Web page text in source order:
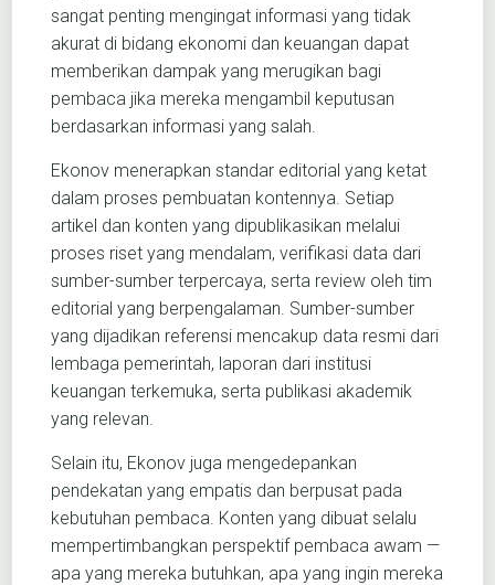
sangat penting mengingat informasi yang tidak
akurat di bidang ekonomi dan keuangan dapat
memberikan dampak yang merugikan bagi
pembaca jika mereka mengambil keputusan
berdasarkan informasi yang salah.
Ekonov menerapkan standar editorial yang ketat
dalam proses pembuatan kontennya. Setiap
artikel dan konten yang dipublikasikan melalui
proses riset yang mendalam, verifikasi data dari
sumber-sumber terpercaya, serta review oleh tim
editorial yang berpengalaman. Sumber-sumber
yang dijadikan referensi mencakup data resmi dari
lembaga pemerintah, laporan dari institusi
keuangan terkemuka, serta publikasi akademik
yang relevan.
Selain itu, Ekonov juga mengedepankan
pendekatan yang empatis dan berpusat pada
kebutuhan pembaca. Konten yang dibuat selalu
mempertimbangkan perspektif pembaca awam —
apa yang mereka butuhkan, apa yang ingin mereka